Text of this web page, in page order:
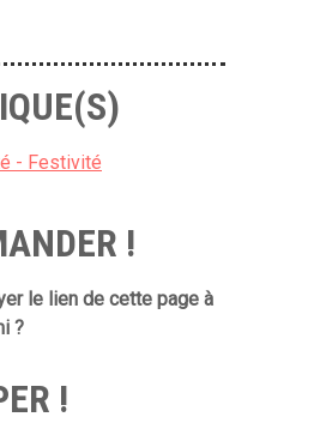
- Festivité
!
le lien de cette page à
?
!